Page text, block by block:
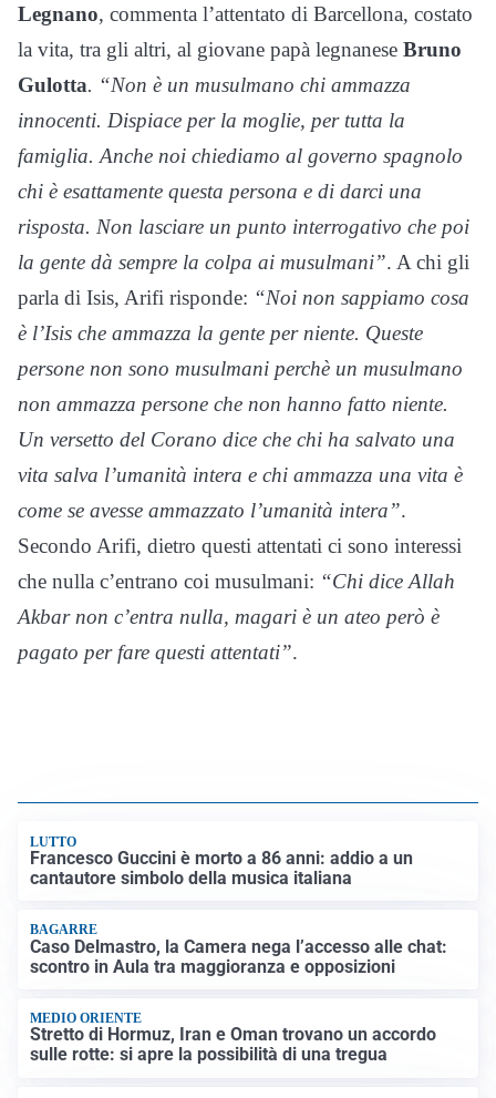
Legnano, commenta l’attentato di Barcellona, costato
la vita, tra gli altri, al giovane papà legnanese Bruno
Gulotta. “Non è un musulmano chi ammazza
innocenti. Dispiace per la moglie, per tutta la
famiglia. Anche noi chiediamo al governo spagnolo
chi è esattamente questa persona e di darci una
risposta. Non lasciare un punto interrogativo che poi
la gente dà sempre la colpa ai musulmani”. A chi gli
parla di Isis, Arifi risponde: “Noi non sappiamo cosa
è l’Isis che ammazza la gente per niente. Queste
persone non sono musulmani perchè un musulmano
non ammazza persone che non hanno fatto niente.
Un versetto del Corano dice che chi ha salvato una
vita salva l’umanità intera e chi ammazza una vita è
come se avesse ammazzato l’umanità intera”.
Secondo Arifi, dietro questi attentati ci sono interessi
che nulla c’entrano coi musulmani: “Chi dice Allah
Akbar non c’entra nulla, magari è un ateo però è
pagato per fare questi attentati”.
LUTTO
Francesco Guccini è morto a 86 anni: addio a un
cantautore simbolo della musica italiana
BAGARRE
Caso Delmastro, la Camera nega l’accesso alle chat:
scontro in Aula tra maggioranza e opposizioni
MEDIO ORIENTE
Stretto di Hormuz, Iran e Oman trovano un accordo
sulle rotte: si apre la possibilità di una tregua